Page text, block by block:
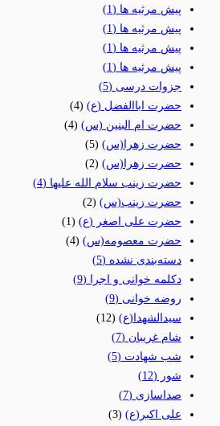
پیش مرثیه ها (1)
پیش مرثیه ها (1)
پیش مرثیه ها (1)
پیش مرثیه ها (1)
جزوات درسی (5)
حضرت اباالفضل (ع) (4)
حضرت ام البنین (س) (4)
حضرت زهرا(س) (5)
حضرت زهرا(س) (2)
حضرت زینب سلام الله علیها (4)
حضرت زینب(س) (2)
حضرت علی اصغر (ع) (1)
حضرت معصومه(س) (4)
دسته‌بندی نشده (5)
دکلمه خوانی و اجرا (9)
روضه خوانی (9)
سیدالشهدا(ع) (12)
شام غریبان (7)
شب شهادت (5)
شور (12)
صداسازی (7)
علی اکبر(ع) (3)